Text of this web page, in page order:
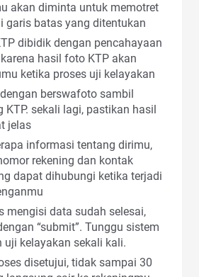
akan diminta untuk memotret
garis batas yang ditentukan
dibidik dengan pencahayaan
hasil foto KTP akan
ketika proses uji kelayakan
berswafoto sambil
KTP. sekali lagi, pastikan hasil
jelas
informasi tentang dirimu,
rekening dan kontak
dapat dihubungi ketika terjadi
mengisi data sudah selesai,
“submit”. Tunggu sistem
uji kelayakan sekali kali.
disetujui, tidak sampai 30